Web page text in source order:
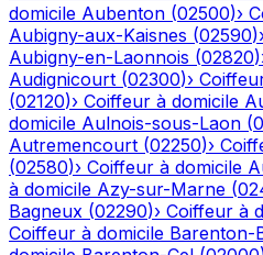
domicile Aubenton (02500)›
Aubigny-aux-Kaisnes (02590)›
Aubigny-en-Laonnois (02820)
Audignicourt (02300)›
(02120)› Coiffeur à domicile
domicile Aulnois-sous-Laon (
Autremencourt (02250)›
(02580)› Coiffeur à domicile
à domicile Azy-sur-Marne (
Bagneux (02290)› Coiffeur à
Coiffeur à domicile Barenton-